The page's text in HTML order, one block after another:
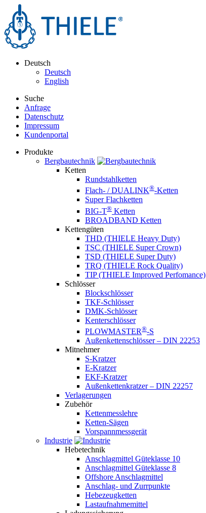
Deutsch
Deutsch
English
Suche
Anfrage
Datenschutz
Impressum
Kundenportal
Produkte
Bergbautechnik
Ketten
Rundstahlketten
Flach- / DUALINK®-Ketten
Super Flachketten
BIG-T® Ketten
BROADBAND Ketten
Kettengüten
THD (THIELE Heavy Duty)
TSC (THIELE Super Crown)
TSD (THIELE Super Duty)
TRQ (THIELE Rock Quality)
TIP (THIELE Improved Perfomance)
Schlösser
Blockschlösser
TKF-Schlösser
DMK-Schlösser
Kenterschlösser
PLOWMASTER®-S
Außenkettenschlösser – DIN 22253
Mitnehmer
S-Kratzer
E-Kratzer
EKF-Kratzer
Außenkettenkratzer – DIN 22257
Verlagerungen
Zubehör
Kettenmesslehre
Ketten-Sägen
Vorspannmessgerät
Industrie
Hebetechnik
Anschlagmittel Güteklasse 10
Anschlagmittel Güteklasse 8
Offshore Anschlagmittel
Anschlag- und Zurrpunkte
Hebezeugketten
Lastaufnahmemittel